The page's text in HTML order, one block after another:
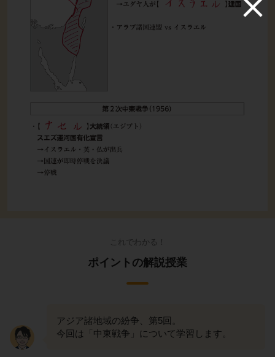
これでわかる！
ポイントの解説授業
アジア諸地域の紛争、第5回。
今回は「中東戦争」について学習します。